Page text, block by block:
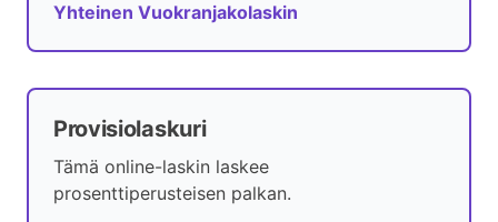
Yhteinen Vuokranjakolaskin
Provisiolaskuri
Tämä online-laskin laskee
prosenttiperusteisen palkan.